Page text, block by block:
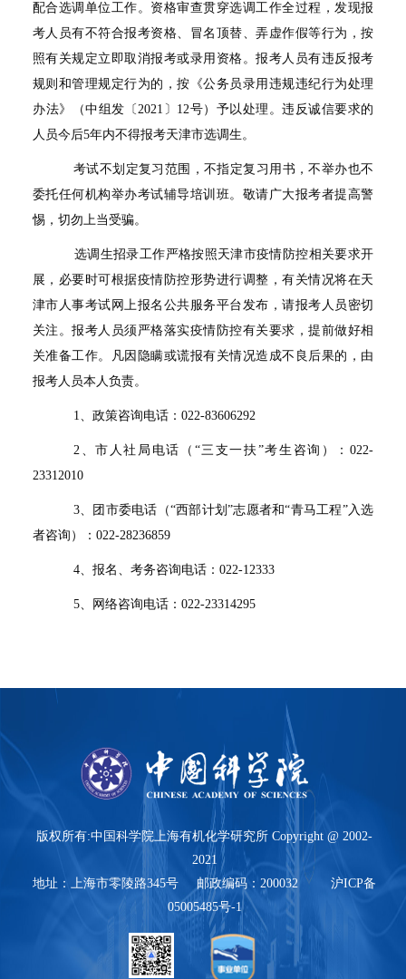
配合选调单位工作。资格审查贯穿选调工作全过程，发现报
考人员有不符合报考资格、冒名顶替、弄虚作假等行为，按
照有关规定立即取消报考或录用资格。报考人员有违反报考
规则和管理规定行为的，按《公务员录用违规违纪行为处理
办法》（中组发〔 2021 〕 12号）予以处理。违反诚信要求的
人员今后5年内不得报考天津市选调生。
考试不划定复习范围，不指定复习用书，不举办也不
委托任何机构举办考试辅导培训班。敬请广大报考者提高警
惕，切勿上当受骗。
选调生招录工作严格按照天津市疫情防控相关要求开
展，必要时可根据疫情防控形势进行调整，有关情况将在天
津市人事考试网上报名公共服务平台发布，请报考人员密切
关注。报考人员须严格落实疫情防控有关要求，提前做好相
关准备工作。凡因隐瞒或谎报有关情况造成不良后果的，由
报考人员本人负责。
1、政策咨询电话： 022-83606292
2 、市人社局电话（ “三支一扶 ”考生咨询）：022-
23312010
3、团市委电话（“西部计划”志愿者和“青马工程”入选
者咨询）： 022-28236859
4、报名、考务咨询电话： 022-12333
5、网络咨询电话： 022-23314295
版权所有:中国科学院上海有机化学研究所 Copyright @ 2002-
2021
地址：上海市零陵路345号 邮政编码：200032 沪ICP备
05005485号-1